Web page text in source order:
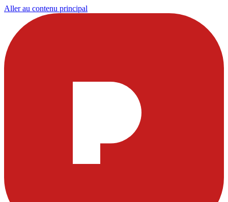
Aller au contenu principal